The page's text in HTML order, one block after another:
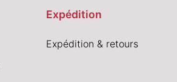
Expédition
Expédition & retours